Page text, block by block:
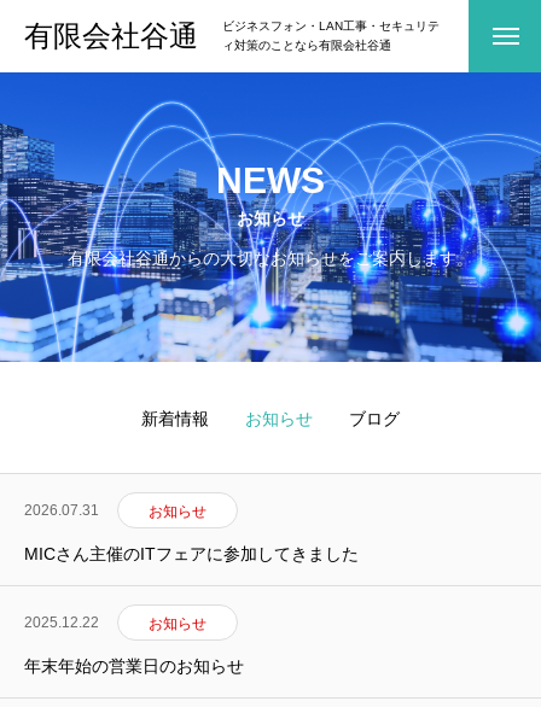
有限会社谷通
ビジネスフォン・LAN工事・セキュリテ
ィ対策のことなら有限会社谷通
NEWS
お知らせ
有限会社谷通からの大切なお知らせをご案内します。
新着情報 お知らせ ブログ
2026.07.31 お知らせ
MICさん主催のITフェアに参加してきました
2025.12.22 お知らせ
年末年始の営業日のお知らせ